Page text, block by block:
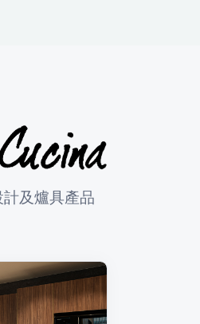
及爐具產品